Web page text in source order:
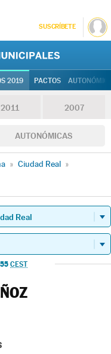
SUSCRÍBETE
2019 PACTOS
2011 2007
AUTONÓMICAS
» Ciudad Real »
CEST